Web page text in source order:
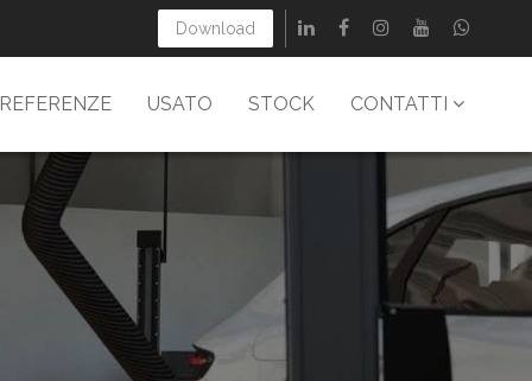
Download
REFERENZE USATO STOCK CONTATTI